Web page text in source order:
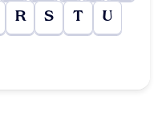
R S T U